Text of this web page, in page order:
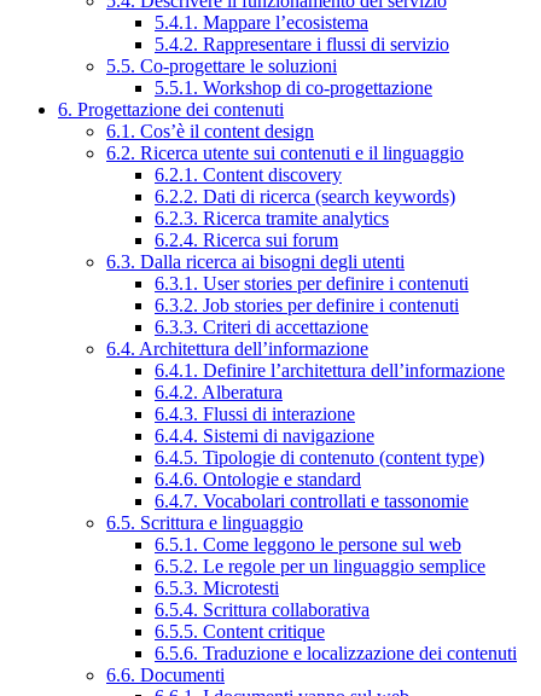
5.4.1. Mappare l’ecosistema
5.4.2. Rappresentare i flussi di servizio
5.5. Co-progettare le soluzioni
5.5.1. Workshop di co-progettazione
6. Progettazione dei contenuti
6.1. Cos’è il content design
6.2. Ricerca utente sui contenuti e il linguaggio
6.2.1. Content discovery
6.2.2. Dati di ricerca (search keywords)
6.2.3. Ricerca tramite analytics
6.2.4. Ricerca sui forum
6.3. Dalla ricerca ai bisogni degli utenti
6.3.1. User stories per definire i contenuti
6.3.2. Job stories per definire i contenuti
6.3.3. Criteri di accettazione
6.4. Architettura dell’informazione
6.4.1. Definire l’architettura dell’informazione
6.4.2. Alberatura
6.4.3. Flussi di interazione
6.4.4. Sistemi di navigazione
6.4.5. Tipologie di contenuto (content type)
6.4.6. Ontologie e standard
6.4.7. Vocabolari controllati e tassonomie
6.5. Scrittura e linguaggio
6.5.1. Come leggono le persone sul web
6.5.2. Le regole per un linguaggio semplice
6.5.3. Microtesti
6.5.4. Scrittura collaborativa
6.5.5. Content critique
6.5.6. Traduzione e localizzazione dei contenuti
6.6. Documenti